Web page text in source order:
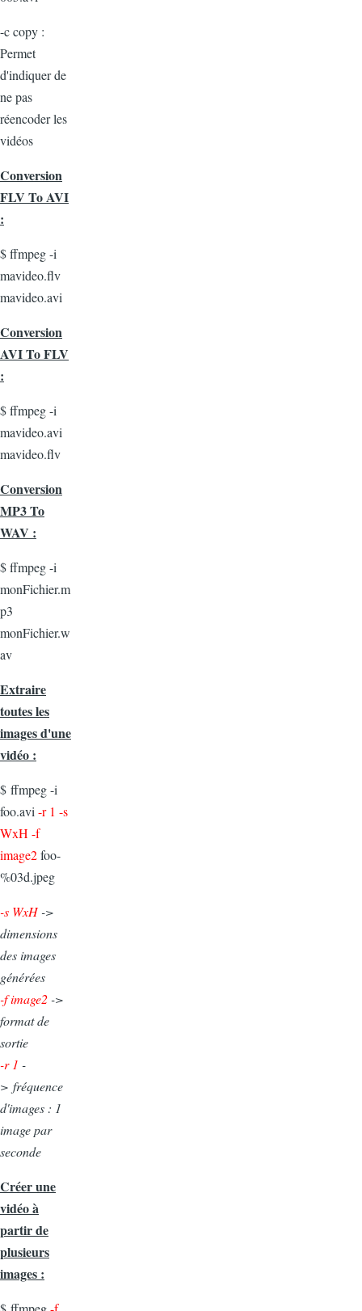
-c copy :
Permet
d'indiquer de
ne pas
réencoder les
vidéos
Conversion
FLV To AVI
:
$ ffmpeg -i
mavideo.flv
mavideo.avi
Conversion
AVI To FLV
:
$ ffmpeg -i
mavideo.avi
mavideo.flv
Conversion
MP3 To
WAV :
$ ffmpeg -i
monFichier.m
p3
monFichier.w
av
Extraire
toutes les
images d'une
vidéo :
$ ffmpeg -i
foo.avi -r 1 -s
WxH -f
image2foo-
%03d.jpeg
-s WxH->
dimensions
des images
générées
-f image2->
format de
sortie
-r 1 -
> fréquence
d'images : 1
image par
seconde
Créer une
vidéo à
partir de
plusieurs
images :